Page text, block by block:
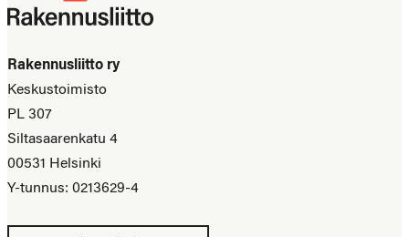
Rakennusliitto ry
Keskustoimisto
PL 307
Siltasaarenkatu 4
00531 Helsinki
Y-tunnus: 0213629-4